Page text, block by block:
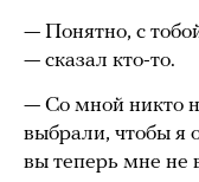
— Понятно, с
— сказал кто-то.
— Со мной никто
выбрали, чтобы я
вы теперь мне не